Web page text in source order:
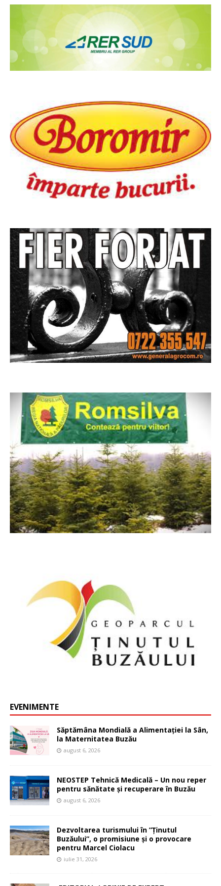
EVENIMENTE
Săptămâna Mondială a Alimentației la Sân,
la Maternitatea Buzău
august 6, 2026
NEOSTEP Tehnică Medicală – Un nou reper
pentru sănătate și recuperare în Buzău
august 6, 2026
Dezvoltarea turismului în ”Ținutul
Buzăului”, o promisiune și o provocare
pentru Marcel Ciolacu
iulie 31, 2026